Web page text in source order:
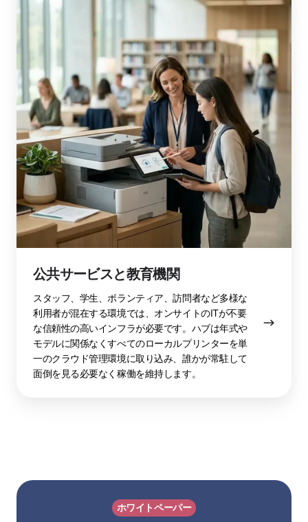
公共サービスと教育機関
スタッフ、学生、ボランティア、訪問者など多様な
利用者が混在する環境では、オンサイトのITが不要
な信頼性の高いインフラが必要です。ハブは年式や
モデルに関係なくすべてのローカルプリンターを単
一のクラウド管理環境に取り込み、誰かが常駐して
面倒を見る必要なく稼働を維持します。
サ
ビ
と
教
育
機
関
ホワイトペーパー